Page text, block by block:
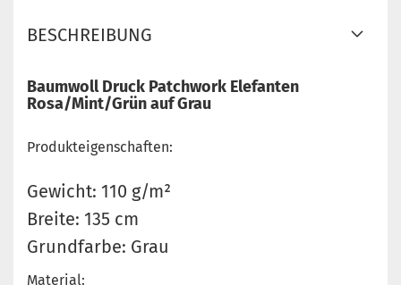
BESCHREIBUNG
Baumwoll Druck Patchwork Elefanten
Rosa/Mint/Grün auf Grau
Produkteigenschaften:
Gewicht: 110 g/m²
Breite: 135 cm
Grundfarbe: Grau
Material: